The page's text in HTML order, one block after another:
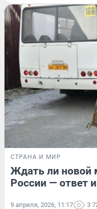
СТРАНА И МИР
Ждать ли новой
России — ответ
9 апреля, 2026, 11:17 3